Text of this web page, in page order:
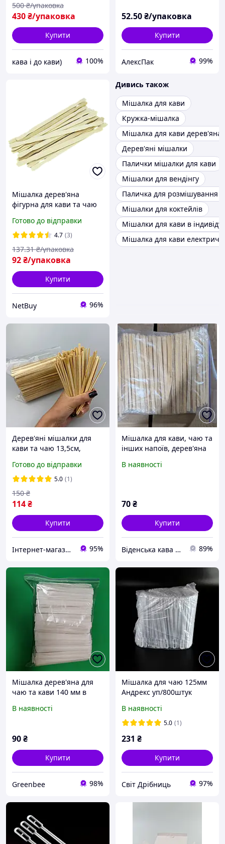
430₴/упаковка
500 ₴/упаковка
Купити
кава і до кави) 100%
52.50₴/упаковка
Купити
АлексПак 99%
Мішалка дерев'яна
фігурна для кави та чаю
Готово до відправки
4.7 (3)
92₴/упаковка
137.31 ₴/упаковка
Купити
NetBuy 96%
Дивись також
Мішалка для кави
Кружка-мішалка
Мішалка для кави дерев'яна
Дерев'яні мішалки
Палички мішалки для кави
Мішалки для вендінгу
Паличка для розмішування
Мішалки для коктейлів
Мішалки для кави в
Мішалка для кави
Дерев'яні мішалки для
кави та чаю 13,5см,
Готово до відправки
5.0 (1)
114₴
150 ₴
Купити
Інтернет-магазин Megusta 95%
Мішалка для кави, чаю та
інших напоїв, дерев'яна
В наявності
70₴
Купити
Віденська кава karamelka 89%
Мішалка дерев'яна для
чаю та кави 140 мм в
пакованні. 500 шт. у
В наявності
90₴
Купити
Greenbee 98%
Мішалка для чаю 125мм
Андрекс уп/800штук
В наявності
5.0 (1)
231 ₴
Купити
Світ Дрібниць 97%